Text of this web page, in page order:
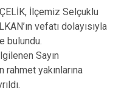
İlçemiz Selçuklu
vefatı dolayısıyla
bulundu.
Sayın
rahmet yakınlarına